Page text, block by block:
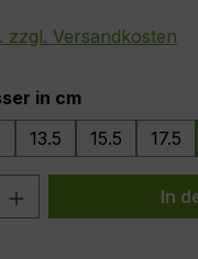
zzgl. Versandkosten
in cmauswählen
13.5 15.5 17.5
Gib den
In